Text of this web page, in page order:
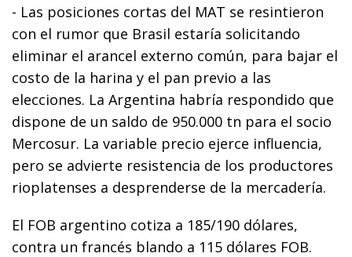
- Las posiciones cortas del MAT se resintieron
con el rumor que Brasil estaría solicitando
eliminar el arancel externo común, para bajar el
costo de la harina y el pan previo a las
elecciones. La Argentina habría respondido que
dispone de un saldo de 950.000 tn para el socio
Mercosur. La variable precio ejerce influencia,
pero se advierte resistencia de los productores
rioplatenses a desprenderse de la mercadería.
El FOB argentino cotiza a 185/190 dólares,
contra un francés blando a 115 dólares FOB.